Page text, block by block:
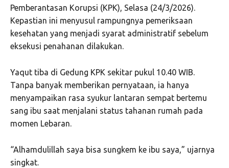
Pemberantasan Korupsi (KPK), Selasa (24/3/2026).
Kepastian ini menyusul rampungnya pemeriksaan
kesehatan yang menjadi syarat administratif sebelum
eksekusi penahanan dilakukan.
Yaqut tiba di Gedung KPK sekitar pukul 10.40 WIB.
Tanpa banyak memberikan pernyataan, ia hanya
menyampaikan rasa syukur lantaran sempat bertemu
sang ibu saat menjalani status tahanan rumah pada
momen Lebaran.
“Alhamdulillah saya bisa sungkem ke ibu saya,” ujarnya
singkat.